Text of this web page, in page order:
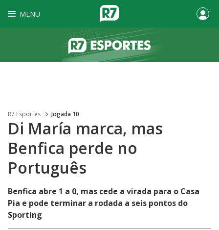
MENU
R7 Esportes Jogada 10
Di María marca, mas
Benfica perde no
Português
Benfica abre 1 a 0, mas cede a virada para o Casa
Pia e pode terminar a rodada a seis pontos do
Sporting